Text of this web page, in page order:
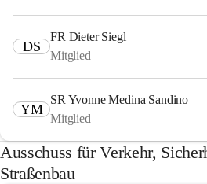
DS
FR Dieter Siegl
Mitglied
YM
SR Yvonne Medina Sandino
Mitglied
Ausschuss für Verkehr,
Straßenbau